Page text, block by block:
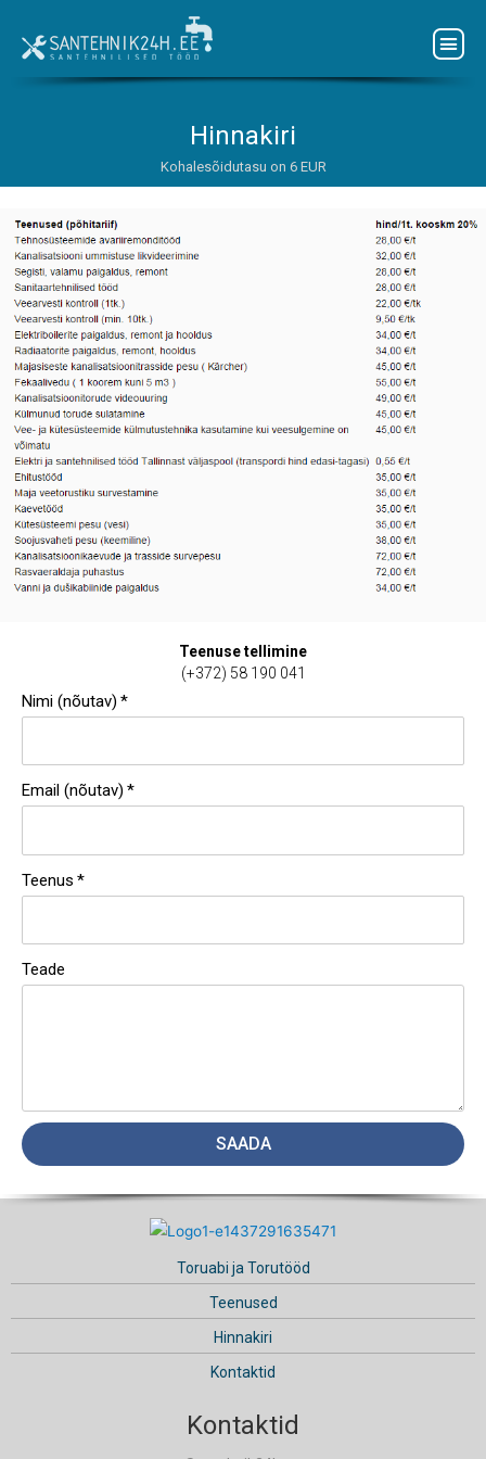
Hinnakiri
Kohalesõidutasu on 6 EUR
Teenuse tellimine
(+372) 58 190 041
Nimi (nõutav)
Email (nõutav)
Teenus
Teade
SAADA
Toruabi ja Torutööd
Teenused
Hinnakiri
Kontaktid
Kontaktid